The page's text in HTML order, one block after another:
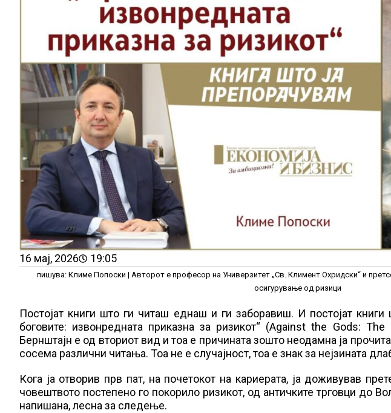
16 мај, 2026 19:05
пишува: Климе Попоски | Авторот е професор на Универзитет „Св. Климент Охридски“ и
осигурување од ризици
Постојат книги што ги читаш еднаш и ги заборавиш. И постојат
боговите: извонредната приказна за ризикот“ (Against the Gods:
Бернштајн е од вториот вид и тоа е причината зошто неодамна ја
сосема различни читања. Тоа не е случајност, тоа е знак за нејзината
Кога ја отворив прв пат, на почетокот на кариерата, ја доживував
човештвото постепено го покорило ризикот, од античките трговци до
напишана, лесна за следење.